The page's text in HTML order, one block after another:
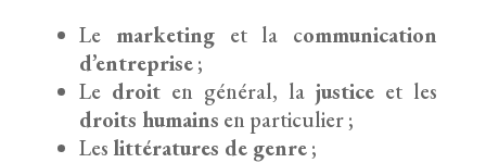
Le marketinget la communication
d’entreprise;
Le droiten général, lajustice et les
droits humains en particulier ;
Les littératures de genre;